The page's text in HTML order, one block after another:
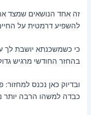
זה אחד הנושאים שמצד
להשפיע דרמטית על החיים
כי כשמשכנתא יושבת לך
בהחזר החודשי מרגיש
ובדיוק כאן נכנס
כבדה למשהו הרבה יותר